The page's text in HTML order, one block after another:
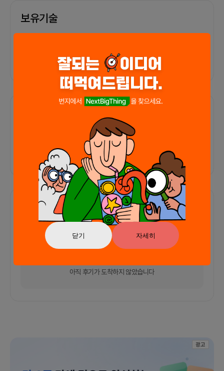
닫기 자세히
보유기술
기술 정보가 없습니다
외부 연동 정보가 없습니다
함께한 사람들이 남긴 말
커피챗
아직 후기가 도착하지 않았습니다
광고